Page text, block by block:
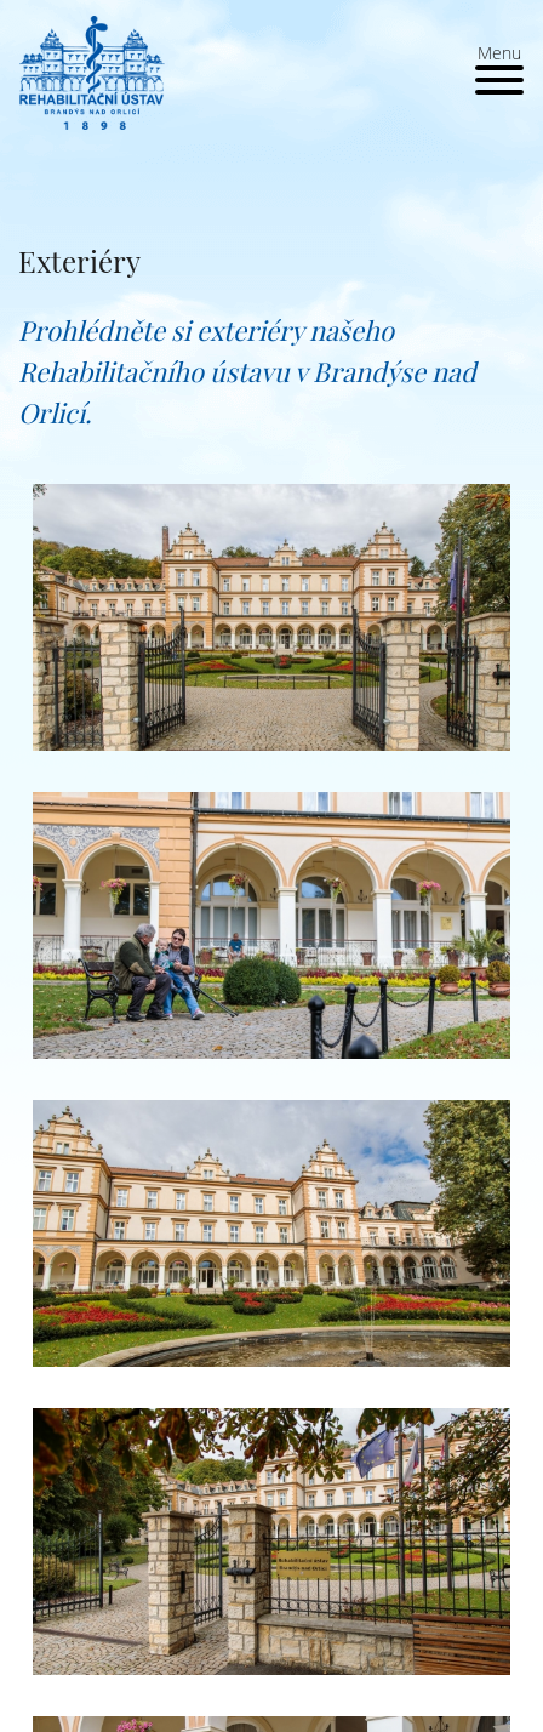
Menu
Exteriéry
Prohlédněte si exteriéry našeho
Rehabilitačního ústavu v Brandýse nad
Orlicí.